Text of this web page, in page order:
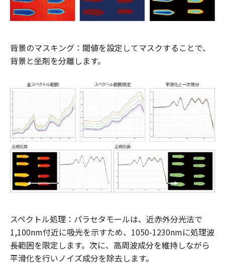
背景のマスキング：閾値を設定してマスクすることで、
背景と坐剤を分離します。
スペクトル処理：パラセタモールは、近赤外分光法で
1,100nm付近に吸光を示すため、1050-1230nmに処理波
長範囲を限定します。次に、高周波成分を維持しながら
平滑化を行いノイズ成分を除去します。